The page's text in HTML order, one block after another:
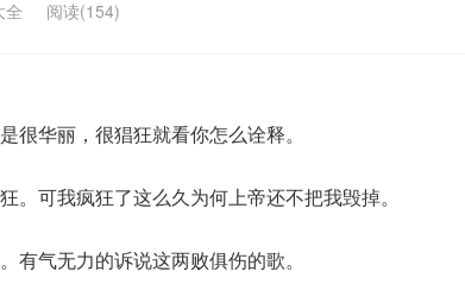
全 阅读(154)
很华丽，很猖狂就看你怎么诠释。
。可我疯狂了这么久为何上帝还不把我毁掉。
有气无力的诉说这两败俱伤的歌。